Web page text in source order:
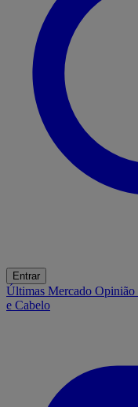
Entrar
Últimas Mercado Opinião
e Cabelo